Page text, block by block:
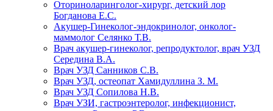
Оториноларинголог-хирург, детский лор
Богданова Е.С.
Акушер-Гинеколог-эндокринолог, онколог-
маммолог Селянко Т.В.
Врач акушер-гинеколог, репродуктолог, врач УЗД
Середина В.А.
Врач УЗД Санников С.В.
Врач УЗД, остеопат Хамидуллина З. М.
Врач УЗД Сопилова Н.В.
Врач УЗИ, гастроэнтеролог, инфекционист,